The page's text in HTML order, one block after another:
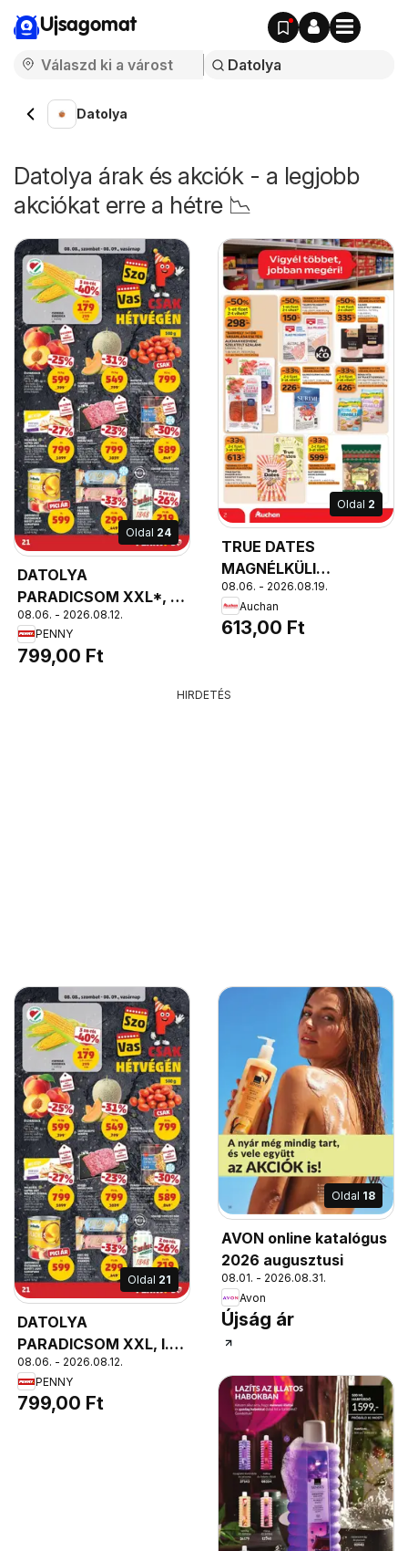
Ujsagomat
Datolya
Datolya árak és akciók - a legjobb
akciókat erre a hétre 📉
Oldal 24
DATOLYA
PARADICSOM XXL*, I.
osztály csomagolt 500
g, 1598 Ft/kg
08.06. - 2026.08.12.
PENNY
799,00 Ft
Oldal 2
TRUE DATES
MAGNÉLKÜLI
ÍZESÍTETT DATOLYA,
többféle, 100 g
08.06. - 2026.08.19.
Auchan
613,00 Ft
HIRDETÉS
Oldal 21
DATOLYA
PARADICSOM XXL, I.
osztály, csomagolt
08.06. - 2026.08.12.
PENNY
799,00 Ft
Oldal 18
AVON online katalógus
2026 augusztusi
08.01. - 2026.08.31.
Avon
Újság ár